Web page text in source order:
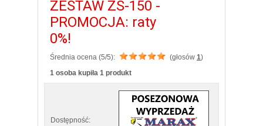
ZESTAW ZS-150 -
PROMOCJA: raty
0%!
Średnia ocena (5/5): (głosów 1)
1 osoba kupiła 1 produkt
Dostępność: